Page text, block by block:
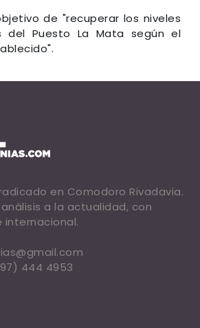
de "recuperar los niveles
del Puesto La Mata según el
en Comodoro Rivadavia.
a la actualidad, con
internacional.
444 4953